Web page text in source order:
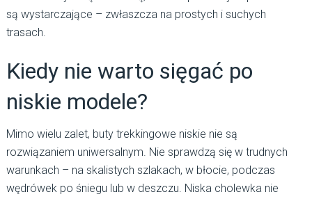
są wystarczające – zwłaszcza na prostych i suchych
trasach.
Kiedy nie warto sięgać po
niskie modele?
Mimo wielu zalet, buty trekkingowe niskie nie są
rozwiązaniem uniwersalnym. Nie sprawdzą się w trudnych
warunkach – na skalistych szlakach, w błocie, podczas
wędrówek po śniegu lub w deszczu. Niska cholewka nie